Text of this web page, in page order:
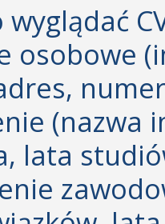
wyglądać
osobowe
lata